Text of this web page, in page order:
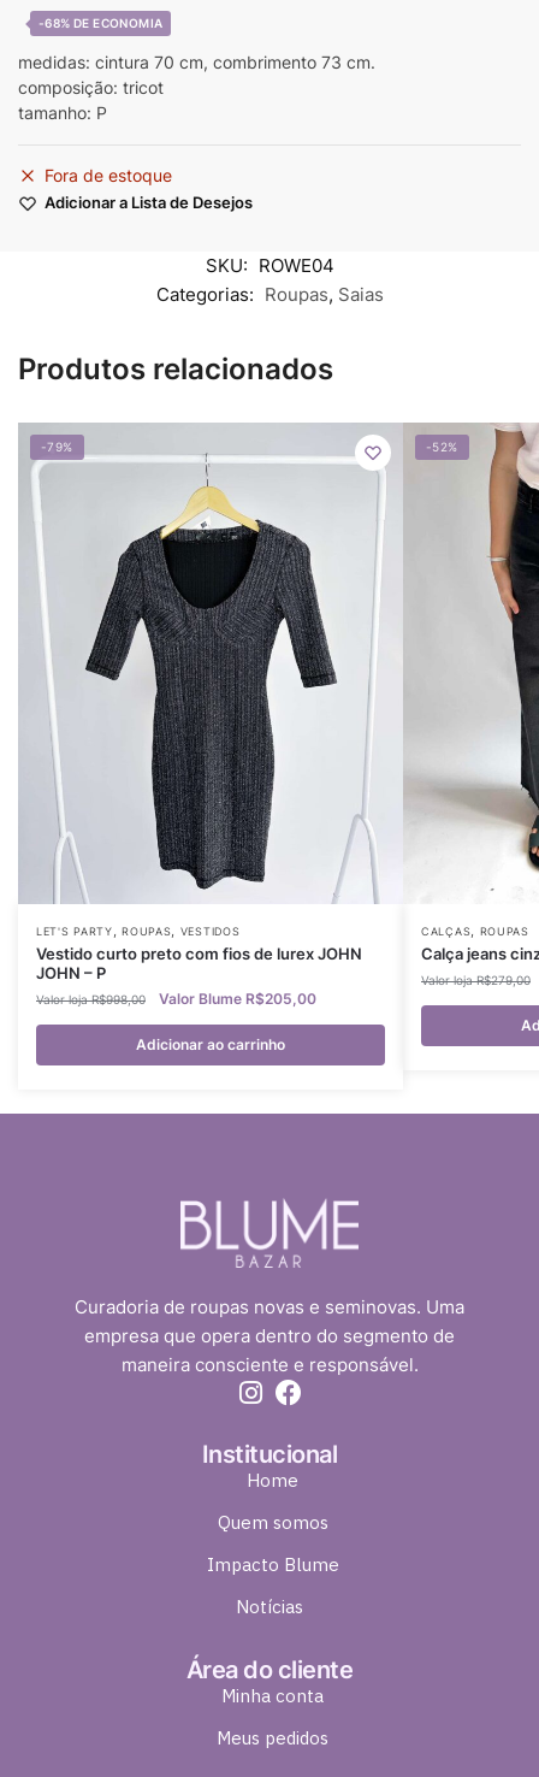
-68%
medidas: cintura 70 cm, combrimento 73 cm.
composição: tricot
tamanho: P
Fora de estoque
Adicionar a Lista de Desejos
SKU: ROWE04
Categorias: Roupas, Saias
Produtos relacionados
-79%
LET'S PARTY,ROUPAS, VESTIDOS
Vestido curto preto com fios de lurex JOHN
JOHN – P
R$998,00 R$205,00
Adicionar ao carrinho
-52%
CALÇAS, ROUPAS
Calça jeans
R$279,00
Curadoria de roupas novas e seminovas. Uma
empresa que opera dentro do segmento de
maneira consciente e responsável.
Institucional
Home
Quem somos
Impacto Blume
Notícias
Área do cliente
Minha conta
Meus pedidos